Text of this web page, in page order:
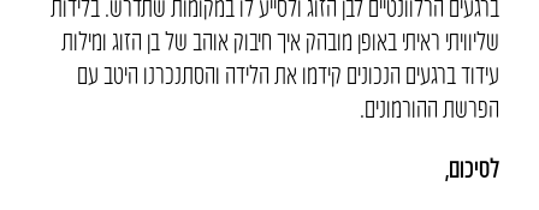
ברגעים הרלוונטיים לבן הזוג ולסייע לו במקומות שתדרש. בלידות
שליוויתי ראיתי באופן מובהק איך חיבוק אוהב של בן הזוג ומילות
עידוד ברגעים הנכונים קידמו את הלידה והסתנכרנו היטב עם
הפרשת ההורמונים.
לסיכום,